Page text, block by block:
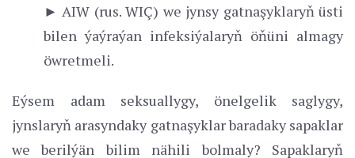
► AIW (rus. WIÇ) we jynsy gatnaşyklaryň üsti
bilen ýaýraýan infeksiýalaryň öňüni almagy
öwretmeli.
Eýsem adam seksuallygy, önelgelik saglygy,
jynslaryň arasyndaky gatnaşyklar baradaky sapaklar
we berilýän bilim nähili bolmaly? Sapaklaryň